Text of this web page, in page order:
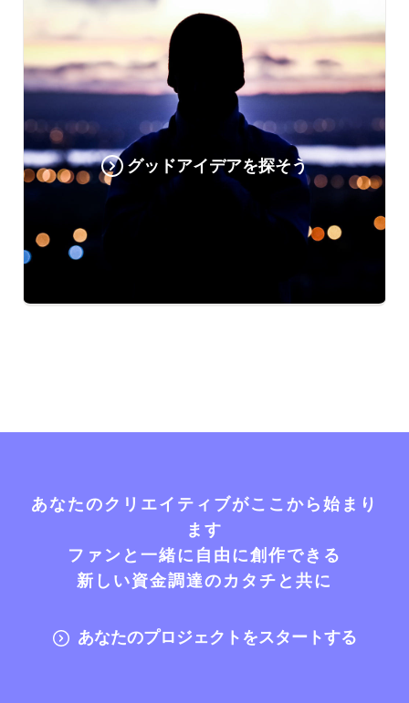
グッドアイデアを探そう
あなたのクリエイティブがここから始まり
ます
ファンと一緒に自由に創作できる
新しい資金調達のカタチと共に
あなたのプロジェクトをスタートする